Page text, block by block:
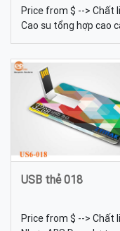
Price from $ --> Chất
Cao su tổng hợp cao
phủ vải Màu sắc Đa
Quy cách Khâu viền,
không khâu viền; In ấn
logo theo yêu cầu
USB thẻ 018
Price from $ --> Chất